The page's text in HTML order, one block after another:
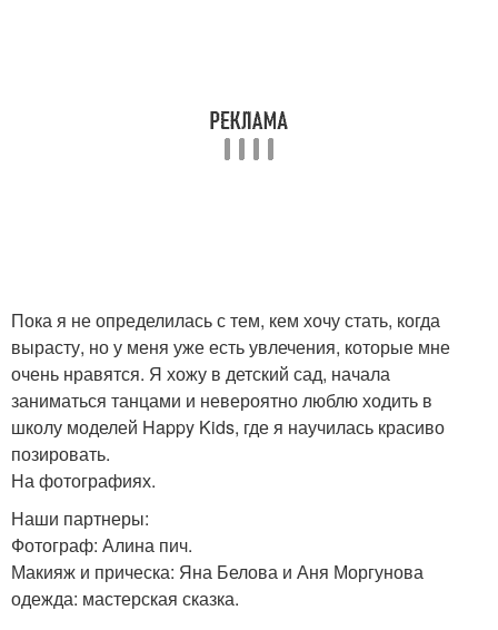
Пока я не определилась с тем, кем хочу стать, когда
вырасту, но у меня уже есть увлечения, которые мне
очень нравятся. Я хожу в детский сад, начала
заниматься танцами и невероятно люблю ходить в
школу моделей Happy Kids, где я научилась красиво
позировать.
На фотографиях.
Наши партнеры:
Фотограф: Алина пич.
Макияж и прическа: Яна Белова и Аня Моргунова
одежда: мастерская сказка.